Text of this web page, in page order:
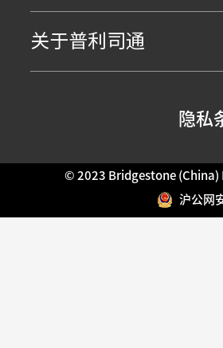
关于普利司通
隐私
© 2023 Bridgestone
沪公网